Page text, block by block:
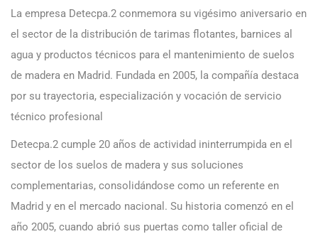
La empresa Detecpa.2 conmemora su vigésimo aniversario en
el sector de la distribución de tarimas flotantes, barnices al
agua y productos técnicos para el mantenimiento de suelos
de madera en Madrid. Fundada en 2005, la compañía destaca
por su trayectoria, especialización y vocación de servicio
técnico profesional
Detecpa.2 cumple 20 años de actividad ininterrumpida en el
sector de los suelos de madera y sus soluciones
complementarias, consolidándose como un referente en
Madrid y en el mercado nacional. Su historia comenzó en el
año 2005, cuando abrió sus puertas como taller oficial de